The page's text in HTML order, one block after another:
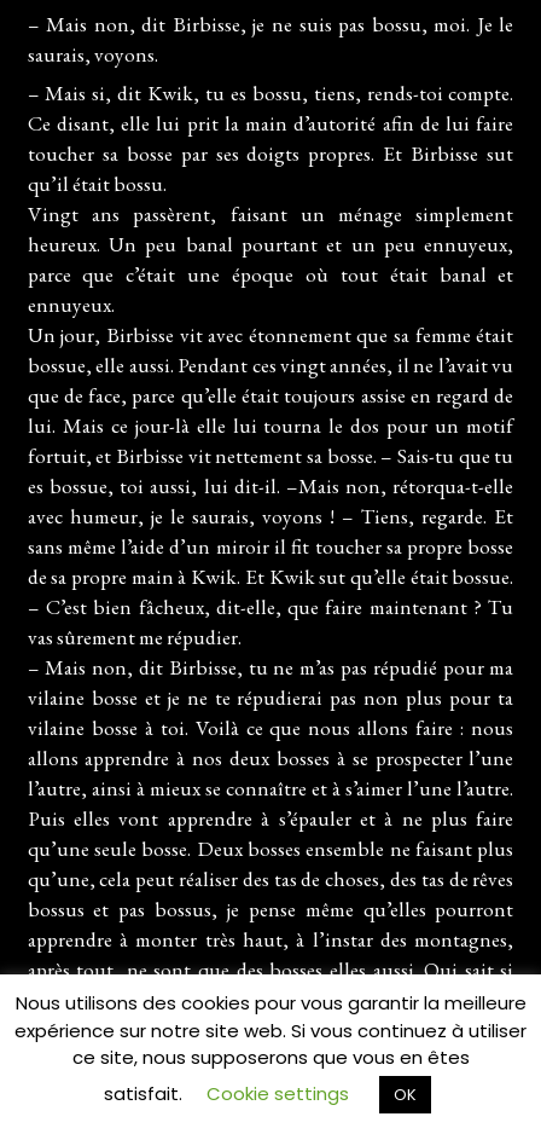
– Mais non, dit Birbisse, je ne suis pas bossu, moi. Je le
saurais, voyons.
– Mais si, dit Kwik, tu es bossu, tiens, rends-toi compte.
Ce disant, elle lui prit la main d’autorité afin de lui faire
toucher sa bosse par ses doigts propres. Et Birbisse sut
qu’il était bossu.
Vingt ans passèrent, faisant un ménage simplement
heureux. Un peu banal pourtant et un peu ennuyeux,
parce que c’était une époque où tout était banal et
ennuyeux.
Un jour, Birbisse vit avec étonnement que sa femme était
bossue, elle aussi. Pendant ces vingt années, il ne l’avait vu
que de face, parce qu’elle était toujours assise en regard de
lui. Mais ce jour-là elle lui tourna le dos pour un motif
fortuit, et Birbisse vit nettement sa bosse. – Sais-tu que tu
es bossue, toi aussi, lui dit-il. –Mais non, rétorqua-t-elle
avec humeur, je le saurais, voyons ! – Tiens, regarde. Et
sans même l’aide d’un miroir il fit toucher sa propre bosse
de sa propre main à Kwik. Et Kwik sut qu’elle était bossue.
– C’est bien fâcheux, dit-elle, que faire maintenant ? Tu
vas sûrement me répudier.
– Mais non, dit Birbisse, tu ne m’as pas répudié pour ma
vilaine bosse et je ne te répudierai pas non plus pour ta
vilaine bosse à toi. Voilà ce que nous allons faire : nous
allons apprendre à nos deux bosses à se prospecter l’une
l’autre, ainsi à mieux se connaître et à s’aimer l’une l’autre.
Puis elles vont apprendre à s’épauler et à ne plus faire
qu’une seule bosse. Deux bosses ensemble ne faisant plus
qu’une, cela peut réaliser des tas de choses, des tas de rêves
bossus et pas bossus, je pense même qu’elles pourront
apprendre à monter très haut, à l’instar des montagnes,
après tout, ne sont que des bosses elles aussi. Qui sait si
avant de mourir, nous n’aurons pas le temps de faire de nos
deux vilaines bosses unifiées une vraie montagne avec des
pâturages ? Essayons toujours, cela vaut mieux que de
continuer à vivre comme des mouflons.
Ils réussirent très bien dans l’entreprise que tout le monde
Nous utilisons des cookies pour vous garantir la meilleure
expérience sur notre site web. Si vous continuez à utiliser
ce site, nous supposerons que vous en êtes
satisfait.
Cookie settings OK